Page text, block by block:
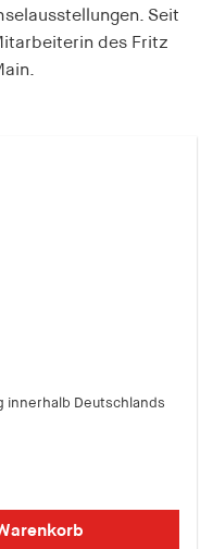
Seit
des Fritz
innerhalb Deutschlands